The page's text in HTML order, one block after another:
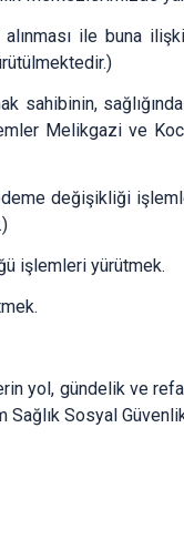
ile buna
sahibinin,
Melikgazi ve
değişikliği
işlemleri yürütmek.
yol, gündelik ve
Sosyal